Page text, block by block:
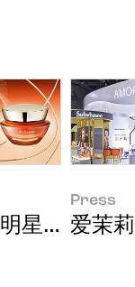
赋活精萃
星抗老系
Press
爱茉